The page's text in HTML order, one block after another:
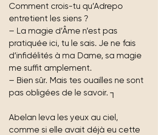
Comment crois-tu qu’Adrepo
entretient les siens ?
– La magie d’Âme n’est pas
pratiquée ici, tu le sais. Je ne fais
d’infidélités à ma Dame, sa magie
me suffit amplement.
– Bien sûr. Mais tes ouailles ne sont
pas obligées de le savoir. ┐
Abelan leva les yeux au ciel,
comme si elle avait déjà eu cette